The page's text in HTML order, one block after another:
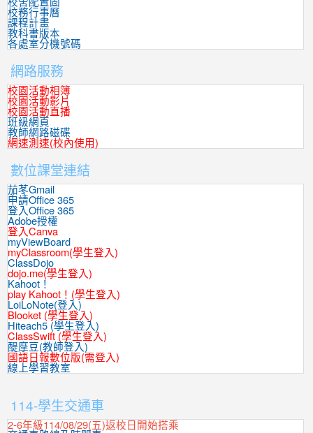
校務行事曆
課程計畫
教科書版本
各處室分機號碼
網路服務
校園活動相簿
校園活動影片
校園活動直播
班級網頁
教師網路磁碟
網速測速(校內使用)
數位課堂連結
茄苳Gmail
申請Office 365
登入Office 365
Adobe授權
登入Canva
myViewBoard
myClassroom(學生登入)
ClassDojo
dojo.me(學生登入)
Kahoot！
play Kahoot！(學生登入)
LoiLoNote(登入)
Blooket (學生登入)
Hiteach5 (學生登入)
ClassSwift (學生登入)
醍摩豆(教師登入)
國語日報數位版(需登入)
線上學習教室
114-學生交通車
2-6年級114/08/29(五)返校日開始搭乘